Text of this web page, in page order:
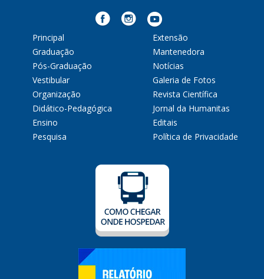
Principal
Graduação
Pós-Graduação
Vestibular
Organização
Didático-Pedagógica
Ensino
Pesquisa
Extensão
Mantenedora
Notícias
Galeria de Fotos
Revista Científica
Jornal da Humanitas
Editais
Política de Privacidade